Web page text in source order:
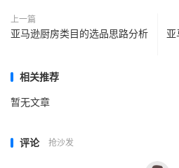
上一篇
亚马逊厨房类目的选品思路分析
亚
相关推荐
暂无文章
评论 抢沙发